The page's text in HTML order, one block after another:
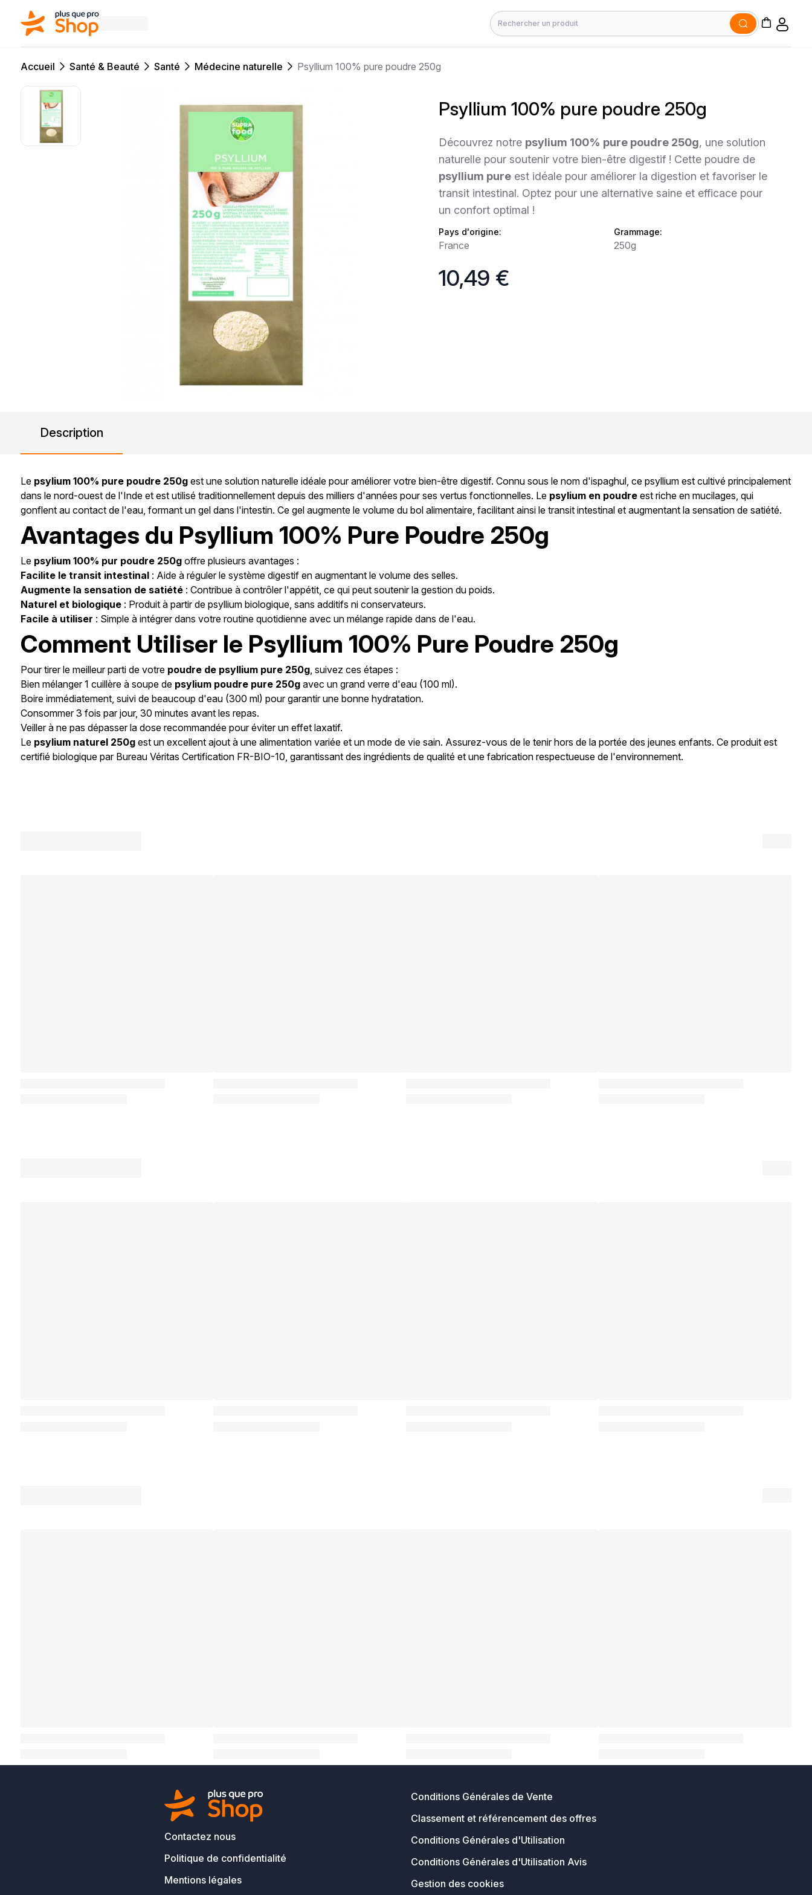
Rechercher
Accueil Santé & Beauté Santé Médecine naturelle Psyllium 100% pure poudre 250g
Psyllium 100% pure poudre 250g
Découvrez notre psylium 100% pure poudre 250g, une solution
naturelle pour soutenir votre bien-être digestif ! Cette poudre de
psyllium pure est idéale pour améliorer la digestion et favoriser le
transit intestinal. Optez pour une alternative saine et efficace pour
un confort optimal !
Pays d'origine:
France
Grammage:
250g
10,49 €
Description
Le psylium 100% pure poudre 250g est une solution naturelle idéale pour améliorer votre bien-être digestif. Connu sous le nom d'ispaghul, ce psyllium est cultivé principalement
dans le nord-ouest de l'Inde et est utilisé traditionnellement depuis des milliers d'années pour ses vertus fonctionnelles. Le psylium en poudre est riche en mucilages, qui
gonflent au contact de l'eau, formant un gel dans l'intestin. Ce gel augmente le volume du bol alimentaire, facilitant ainsi le transit intestinal et augmentant la sensation de satiété.
Avantages du Psyllium 100% Pure Poudre 250g
Le psylium 100% pur poudre 250g offre plusieurs avantages :
Facilite le transit intestinal : Aide à réguler le système digestif en augmentant le volume des selles.
Augmente la sensation de satiété : Contribue à contrôler l'appétit, ce qui peut soutenir la gestion du poids.
Naturel et biologique : Produit à partir de psyllium biologique, sans additifs ni conservateurs.
Facile à utiliser : Simple à intégrer dans votre routine quotidienne avec un mélange rapide dans de l'eau.
Comment Utiliser le Psyllium 100% Pure Poudre 250g
Pour tirer le meilleur parti de votre poudre de psyllium pure 250g , suivez ces étapes :
Bien mélanger 1 cuillère à soupe de psylium poudre pure 250g avec un grand verre d'eau (100 ml).
Boire immédiatement, suivi de beaucoup d'eau (300 ml) pour garantir une bonne hydratation.
Consommer 3 fois par jour, 30 minutes avant les repas.
Veiller à ne pas dépasser la dose recommandée pour éviter un effet laxatif.
Le psylium naturel 250g est un excellent ajout à une alimentation variée et un mode de vie sain. Assurez-vous de le tenir hors de la portée des jeunes enfants. Ce produit est
certifié biologique par Bureau Véritas Certification FR-BIO-10, garantissant des ingrédients de qualité et une fabrication respectueuse de l'environnement.
Contactez nous
Politique de confidentialité
Mentions légales
Conditions Générales de Vente
Classement et référencement des offres
Conditions Générales d'Utilisation
Conditions Générales d'Utilisation Avis
Gestion des cookies